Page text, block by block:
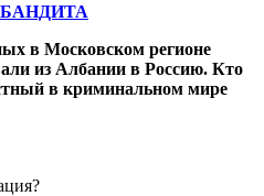
в Московском регионе
из Албании в Россию. Кто
в криминальном мире